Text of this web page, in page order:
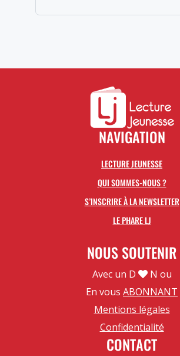
NAVIGATION
LECTURE JEUNESSE
QUI SOMMES-NOUS ?
S’INSCRIRE À LA NEWSLETTER
LE PHARE LJ
NOUS SOUTENIR
Avec un D
N ou
En vous ABONNANT
Mentions légales
Confidentialité
CONTACT